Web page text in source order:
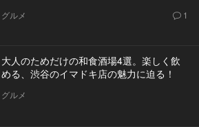
グルメ 1
大人のためだけの和食酒場4選。楽しく飲
める、渋谷のイマドキ店の魅力に迫る！
グルメ